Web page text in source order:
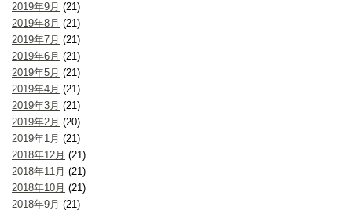
2019年9月 (21)
2019年8月 (21)
2019年7月 (21)
2019年6月 (21)
2019年5月 (21)
2019年4月 (21)
2019年3月 (21)
2019年2月 (20)
2019年1月 (21)
2018年12月 (21)
2018年11月 (21)
2018年10月 (21)
2018年9月 (21)